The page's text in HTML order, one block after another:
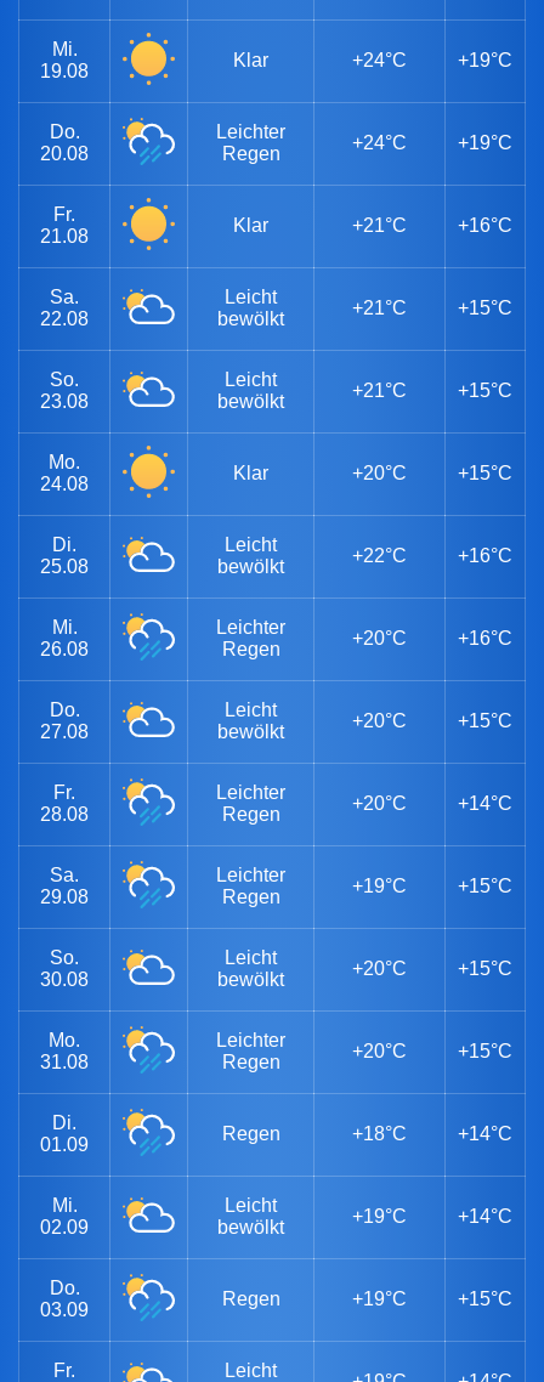
Mi.
19.08
Klar +24°C +19°C
Do.
20.08
Leichter
Regen
+24°C +19°C
Fr.
21.08
Klar +21°C +16°C
Sa.
22.08
Leicht
bewölkt
+21°C +15°C
So.
23.08
Leicht
bewölkt
+21°C +15°C
Mo.
24.08
Klar +20°C +15°C
Di.
25.08
Leicht
bewölkt
+22°C +16°C
Mi.
26.08
Leichter
Regen
+20°C +16°C
Do.
27.08
Leicht
bewölkt
+20°C +15°C
Fr.
28.08
Leichter
Regen
+20°C +14°C
Sa.
29.08
Leichter
Regen
+19°C +15°C
So.
30.08
Leicht
bewölkt
+20°C +15°C
Mo.
31.08
Leichter
Regen
+20°C +15°C
Di.
01.09
Regen +18°C +14°C
Mi.
02.09
Leicht
bewölkt
+19°C +14°C
Do.
03.09
Regen +19°C +15°C
Fr.
Leicht